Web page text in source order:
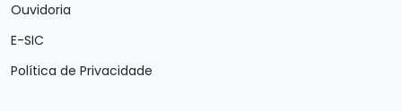
Ouvidoria
E-SIC
Política de Privacidade